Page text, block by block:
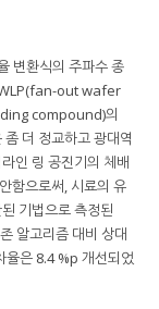
변환식의 주파수 종
out wafer
compound)의
더 정교하고 광대역
인 링 공진기의 체배
함으로써, 시료의 유
기법으로 측정된
알고리즘 대비 상대
율은 8.4 %p 개선되었